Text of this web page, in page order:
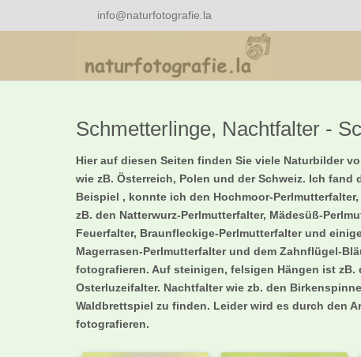
info@naturfotografie.la
Schmetterlinge, Nachtfalter -
Hier auf diesen Seiten finden Sie viele Naturbilder
wie zB. Österreich, Polen und der Schweiz. Ich
Beispiel , konnte ich den Hochmoor-
zB. den Natterwurz-Perlmutterfalter, Mädesüß-
Feuerfalter, Braunfleckige-Perlmutterfalter und
Magerrasen-Perlmutterfalter und dem Zahnflügel-
fotografieren. Auf steinigen, felsigen Hängen ist
Osterluzeifalter. Nachtfalter wie zb. den
Waldbrettspiel zu finden. Leider wird es durch den
fotografieren.